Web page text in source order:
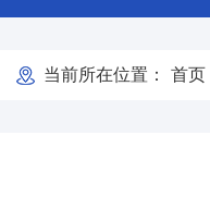
当前所在位置： 首页